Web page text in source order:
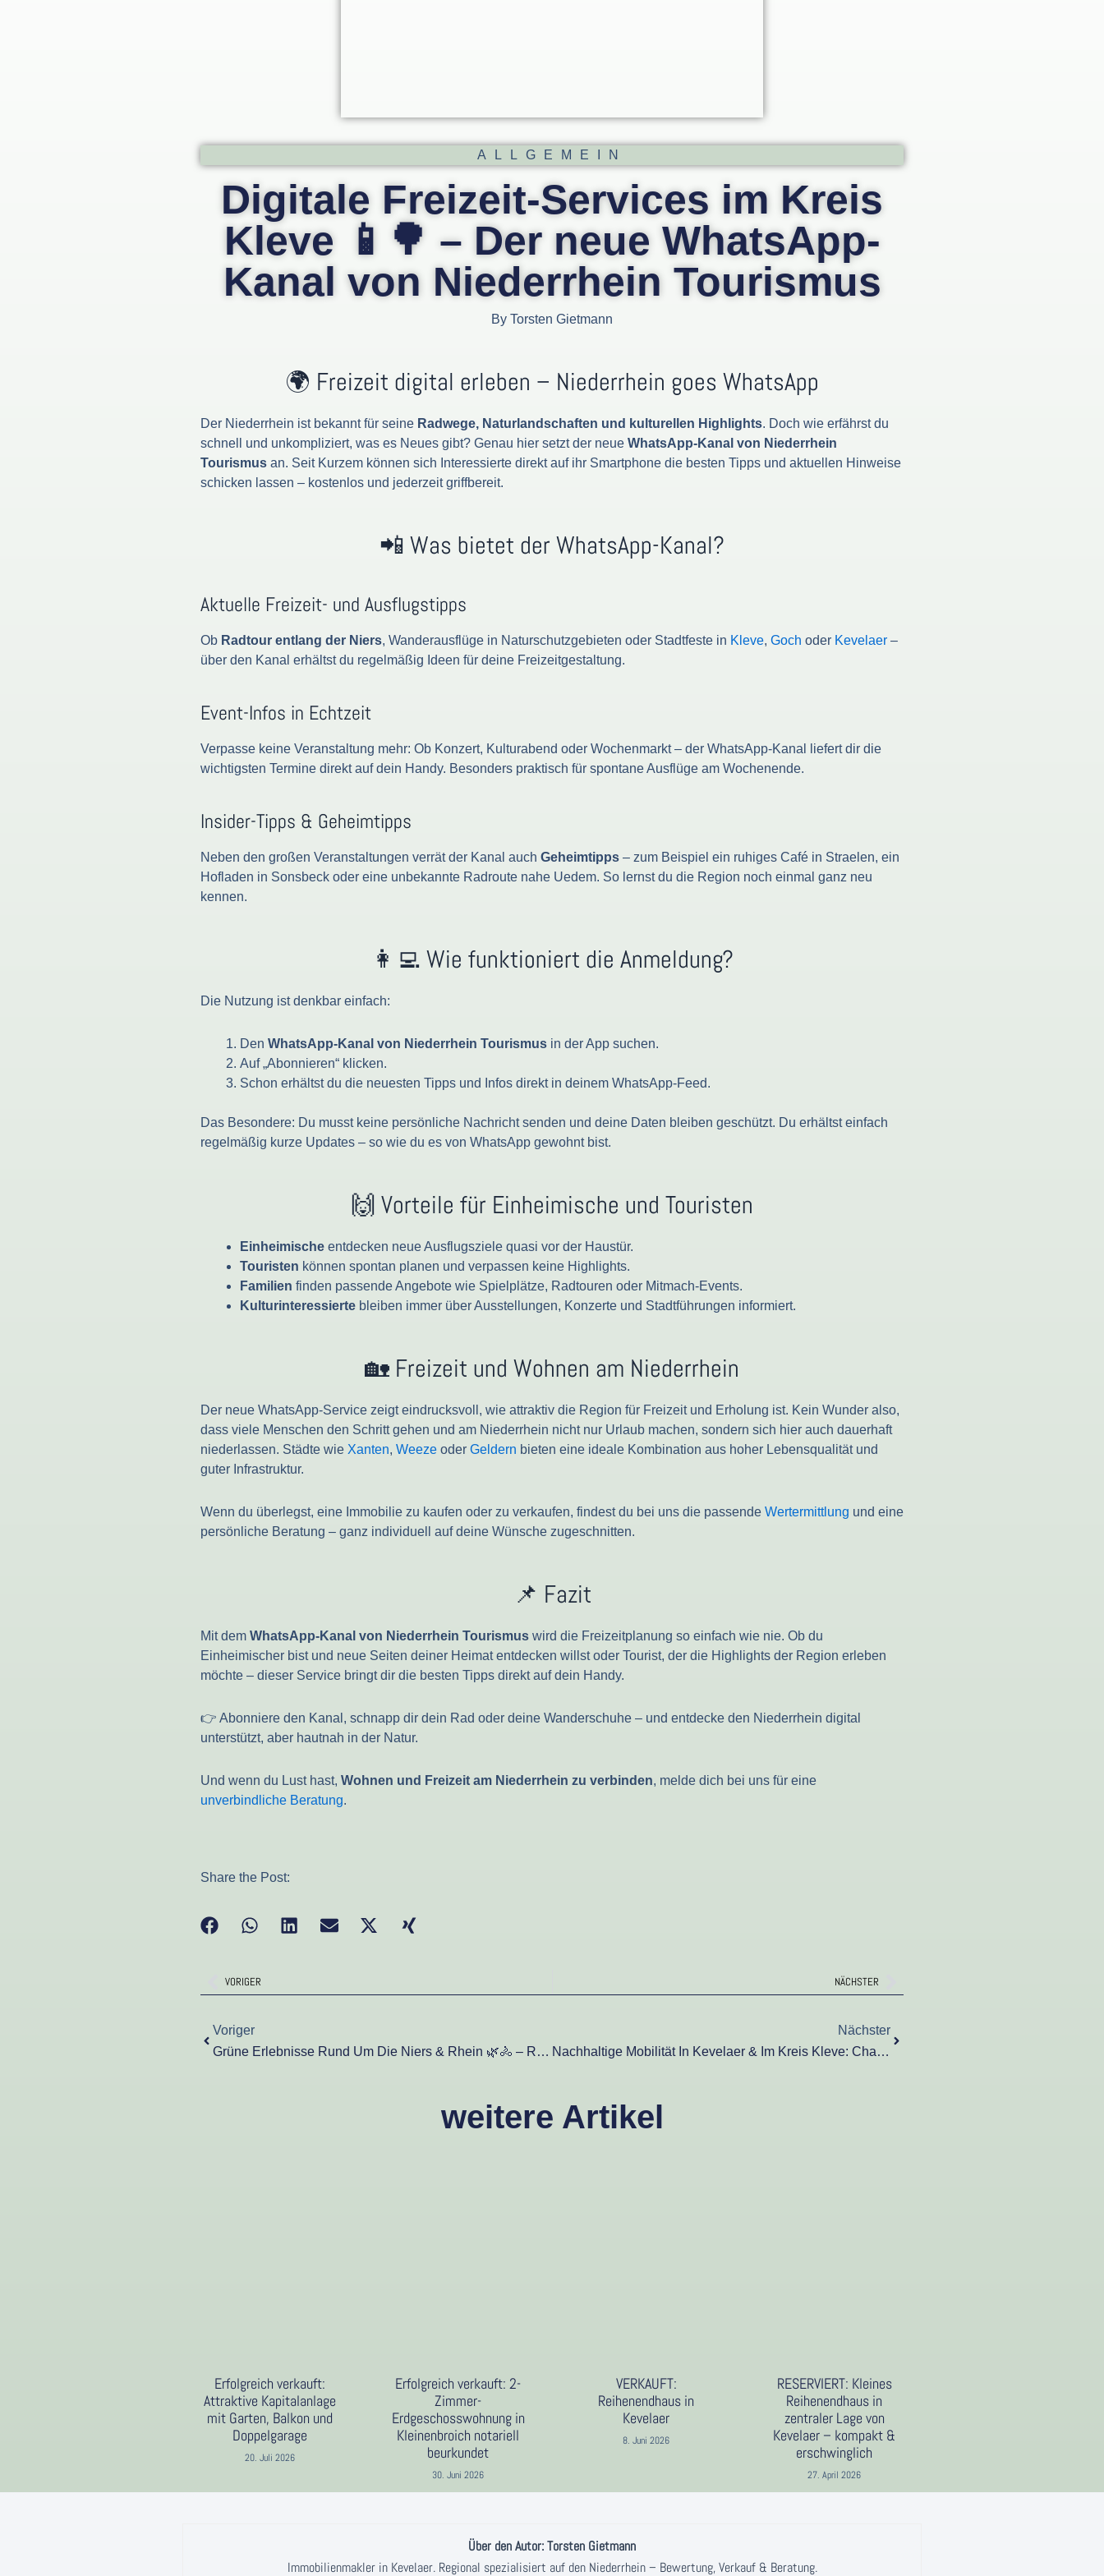
ALLGEMEIN
Digitale Freizeit-Services im Kreis
Kleve 📱🌳 – Der neue WhatsApp-
Kanal von Niederrhein Tourismus
By Torsten Gietmann
🌍 Freizeit digital erleben – Niederrhein goes WhatsApp
Der Niederrhein ist bekannt für seine Radwege, Naturlandschaften und kulturellen Highlights. Doch wie erfährst du
schnell und unkompliziert, was es Neues gibt? Genau hier setzt der neue WhatsApp-Kanal von Niederrhein
Tourismus an. Seit Kurzem können sich Interessierte direkt auf ihr Smartphone die besten Tipps und aktuellen Hinweise
schicken lassen – kostenlos und jederzeit griffbereit.
📲 Was bietet der WhatsApp-Kanal?
Aktuelle Freizeit- und Ausflugstipps
Ob Radtour entlang der Niers, Wanderausflüge in Naturschutzgebieten oder Stadtfeste in Kleve, Goch oder Kevelaer –
über den Kanal erhältst du regelmäßig Ideen für deine Freizeitgestaltung.
Event-Infos in Echtzeit
Verpasse keine Veranstaltung mehr: Ob Konzert, Kulturabend oder Wochenmarkt – der WhatsApp-Kanal liefert dir die
wichtigsten Termine direkt auf dein Handy. Besonders praktisch für spontane Ausflüge am Wochenende.
Insider-Tipps & Geheimtipps
Neben den großen Veranstaltungen verrät der Kanal auch Geheimtipps – zum Beispiel ein ruhiges Café in Straelen, ein
Hofladen in Sonsbeck oder eine unbekannte Radroute nahe Uedem. So lernst du die Region noch einmal ganz neu
kennen.
👩‍💻 Wie funktioniert die Anmeldung?
Die Nutzung ist denkbar einfach:
Den WhatsApp-Kanal von Niederrhein Tourismus in der App suchen.
Auf „Abonnieren“ klicken.
Schon erhältst du die neuesten Tipps und Infos direkt in deinem WhatsApp-Feed.
Das Besondere: Du musst keine persönliche Nachricht senden und deine Daten bleiben geschützt. Du erhältst einfach
regelmäßig kurze Updates – so wie du es von WhatsApp gewohnt bist.
🙌 Vorteile für Einheimische und Touristen
Einheimische entdecken neue Ausflugsziele quasi vor der Haustür.
Touristen können spontan planen und verpassen keine Highlights.
Familien finden passende Angebote wie Spielplätze, Radtouren oder Mitmach-Events.
Kulturinteressierte bleiben immer über Ausstellungen, Konzerte und Stadtführungen informiert.
🏡 Freizeit und Wohnen am Niederrhein
Der neue WhatsApp-Service zeigt eindrucksvoll, wie attraktiv die Region für Freizeit und Erholung ist. Kein Wunder also,
dass viele Menschen den Schritt gehen und am Niederrhein nicht nur Urlaub machen, sondern sich hier auch dauerhaft
niederlassen. Städte wie Xanten, Weeze oder Geldern bieten eine ideale Kombination aus hoher Lebensqualität und
guter Infrastruktur.
Wenn du überlegst, eine Immobilie zu kaufen oder zu verkaufen, findest du bei uns die passende Wertermittlung und eine
persönliche Beratung – ganz individuell auf deine Wünsche zugeschnitten.
📌 Fazit
Mit dem WhatsApp-Kanal von Niederrhein Tourismus wird die Freizeitplanung so einfach wie nie. Ob du
Einheimischer bist und neue Seiten deiner Heimat entdecken willst oder Tourist, der die Highlights der Region erleben
möchte – dieser Service bringt dir die besten Tipps direkt auf dein Handy.
👉 Abonniere den Kanal, schnapp dir dein Rad oder deine Wanderschuhe – und entdecke den Niederrhein digital
unterstützt, aber hautnah in der Natur.
Und wenn du Lust hast, Wohnen und Freizeit am Niederrhein zu verbinden, melde dich bei uns für eine
unverbindliche Beratung.
Share the Post:
Zurück
VORIGER NÄCHSTERNächster
Voriger
Grüne Erlebnisse Rund Um Die Niers & Rhein 🌿🚴 – Rad- Und Wanderwege, Die Du Kennen Solltest
Nächster
Nachhaltige Mobilität In Kevelaer & Im Kreis Kleve: Chancen, Entwicklungen Und Zahlen Im Blick
weitere Artikel
Erfolgreich verkauft:
Attraktive Kapitalanlage
mit Garten, Balkon und
Doppelgarage
20. Juli 2026
Erfolgreich verkauft: 2-
Zimmer-
Erdgeschosswohnung in
Kleinenbroich notariell
beurkundet
30. Juni 2026
VERKAUFT:
Reihenendhaus in
Kevelaer
8. Juni 2026
RESERVIERT: Kleines
Reihenendhaus in
zentraler Lage von
Kevelaer – kompakt &
erschwinglich
27. April 2026
Über den Autor: Torsten Gietmann
Immobilienmakler in Kevelaer. Regional spezialisiert auf den Niederrhein – Bewertung, Verkauf & Beratung.